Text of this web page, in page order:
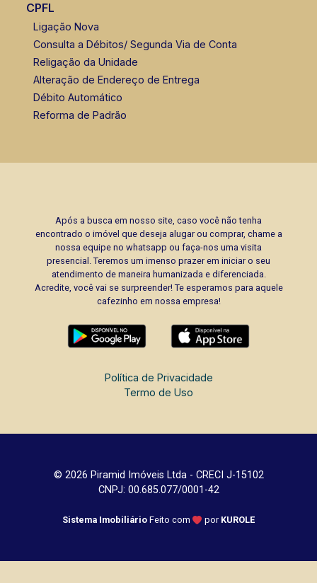
CPFL
Ligação Nova
Consulta a Débitos/ Segunda Via de Conta
Religação da Unidade
Alteração de Endereço de Entrega
Débito Automático
Reforma de Padrão
Após a busca em nosso site, caso você não tenha
encontrado o imóvel que deseja alugar ou comprar, chame a
nossa equipe no whatsapp ou faça-nos uma visita
presencial. Teremos um imenso prazer em iniciar o seu
atendimento de maneira humanizada e diferenciada.
Acredite, você vai se surpreender! Te esperamos para aquele
cafezinho em nossa empresa!
Política de Privacidade
Termo de Uso
© 2026 Piramid Imóveis Ltda - CRECI J-15102
CNPJ: 00.685.077/0001-42
Sistema Imobiliário Feito com por KUROLE